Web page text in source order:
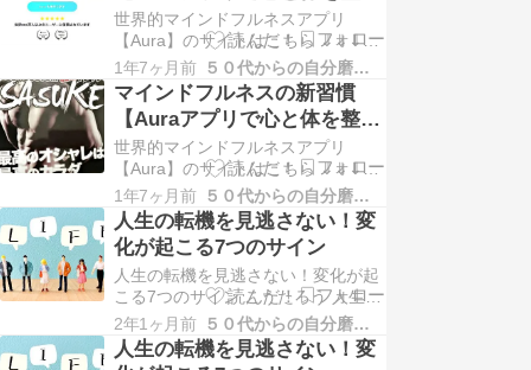
が、まずは「呼吸」の仕方を変えて
みてはどうでしょうか。 ヨシオ 呼
吸って、あの、息…
る】
世界的マインドフルネスアプリ
【Aura】のサイトはこちら ⇓⇓⇓
【Aura】アプリ ホーム画面はこち
ら 世界的マインドフルネスアプリ
【Auraで心と体を整えよう！】 こ
うたろう 現代人にとって、心の健康
を保つことは非常に重要ですよ
ね〜。 でも忙しい日常生活の中で、
私たちはしば…
1年7ヶ月前 ５０代からの自分磨きブログ
マインドフルネスの新習慣
【Auraアプリで心と体を整え
る】
世界的マインドフルネスアプリ
【Aura】のサイトはこちら ⇓⇓⇓
【Aura】アプリ ホーム画面はこち
ら 世界的マインドフルネスアプリ
【Auraで心と体を整えよう！】 こ
うたろう 現代人にとって、心の健康
を保つことは非常に重要ですよ
ね〜。 でも忙しい日常生活の中で、
私たちはしば…
1年7ヶ月前 ５０代からの自分磨きブログ
人生の転機を見逃さない！変
化が起こる7つのサイン
人生の転機を見逃さない！変化が起
こる7つのサイン こうたろう 人生の
ステージが変わる時って、何かしら
のサインがあるものです。 それを見
逃さずに、新しいステージへ進むた
2年1ヶ月前 ５０代からの自分磨きブログ
人生の転機を見逃さない！変